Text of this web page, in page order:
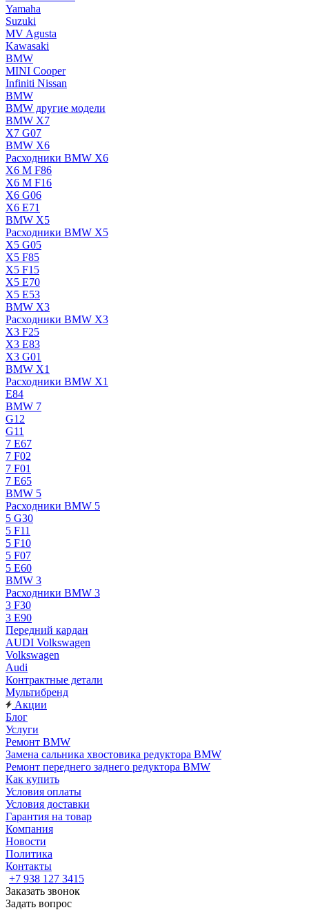
Yamaha
Suzuki
MV Agusta
Kawasaki
BMW
MINI Cooper
Infiniti Nissan
BMW
BMW другие модели
BMW X7
X7 G07
BMW X6
Расходники BMW X6
X6 M F86
X6 M F16
X6 G06
X6 E71
BMW X5
Расходники BMW X5
X5 G05
X5 F85
X5 F15
X5 E70
X5 E53
BMW X3
Расходники BMW X3
X3 F25
X3 E83
X3 G01
BMW X1
Расходники BMW X1
E84
BMW 7
G12
G11
7 Е67
7 F02
7 F01
7 E65
BMW 5
Расходники BMW 5
5 G30
5 F11
5 F10
5 F07
5 E60
BMW 3
Расходники BMW 3
3 F30
3 E90
Передний кардан
AUDI Volkswagen
Volkswagen
Audi
Контрактные детали
Мультибренд
Акции
Блог
Услуги
Ремонт BMW
Замена сальника хвостовика редуктора BMW
Ремонт переднего заднего редуктора BMW
Как купить
Условия оплаты
Условия доставки
Гарантия на товар
Компания
Новости
Политика
Контакты
+7 938 127 3415
Заказать звонок
Задать вопрос